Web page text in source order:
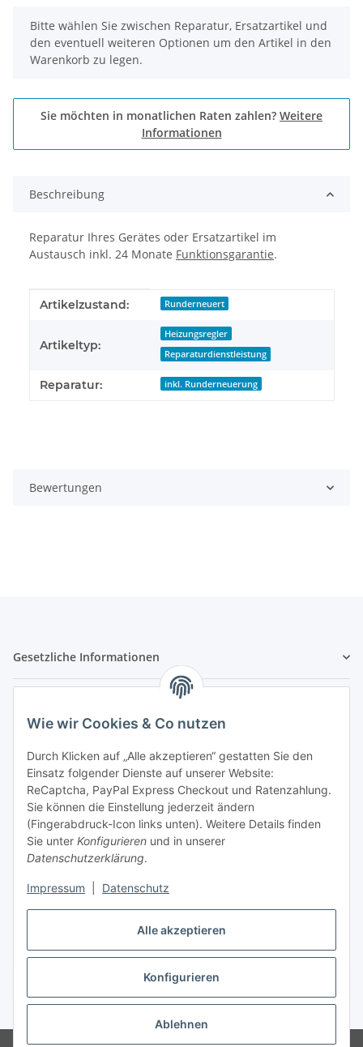
Alle akzeptieren
Konfigurieren
Ablehnen
Wie wir Cookies & Co nutzen
Durch Klicken auf „Alle akzeptieren“ gestatten Sie den
Einsatz folgender Dienste auf unserer Website:
ReCaptcha, PayPal Express Checkout und Ratenzahlung.
Sie können die Einstellung jederzeit ändern
(Fingerabdruck-Icon links unten). Weitere Details finden
Sie unter Konfigurieren und in unserer
Datenschutzerklärung.
Impressum Datenschutz
x
Bitte wählen Sie zwischen Reparatur, Ersatzartikel und
den eventuell weiteren Optionen um den Artikel in den
Warenkorb zu legen.
Sie möchten in monatlichen Raten zahlen? Weitere
Informationen
Beschreibung
Reparatur Ihres Gerätes oder Ersatzartikel im
Austausch inkl. 24 Monate Funktionsgarantie.
Produkteigenschaft
Wert
Artikelzustand: Runderneuert
Artikeltyp:
Heizungsregler
Reparaturdienstleistung
Reparatur: inkl. Runderneuerung
Bewertungen
Gesetzliche Informationen
Zahlung & Versand
Vertrag widerrufen
* Alle Preise inkl. gesetzlicher USt., inkl.Versand